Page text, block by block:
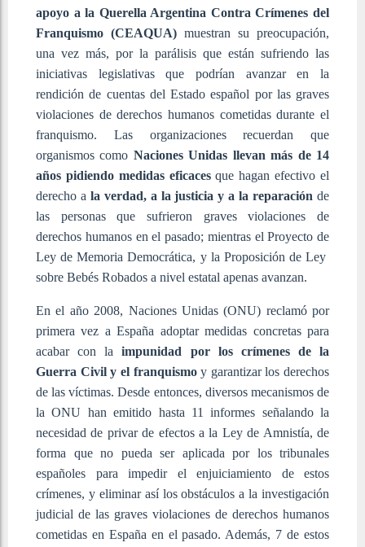
apoyo a la Querella Argentina Contra Crímenes del
Franquismo (CEAQUA) muestran su preocupación,
una vez más, por la parálisis que están sufriendo las
iniciativas legislativas que podrían avanzar en la
rendición de cuentas del Estado español por las graves
violaciones de derechos humanos cometidas durante el
franquismo. Las organizaciones recuerdan que
organismos como Naciones Unidas llevan más de 14
años pidiendo medidas eficacesque hagan efectivo el
derecho a la verdad, a la justicia y a la reparaciónde
las personas que sufrieron graves violaciones de
derechos humanos en el pasado; mientras el Proyecto de
Ley de Memoria Democrática, y la Proposición de Ley
sobre Bebés Robados a nivel estatal apenas avanzan.
En el año 2008, Naciones Unidas (ONU) reclamó por
primera vez a España adoptar medidas concretas para
acabar con la impunidad por los crímenes de la
Guerra Civil y el franquismoy garantizar los derechos
de las víctimas. Desde entonces, diversos mecanismos de
la ONU han emitido hasta 11 informes señalando la
necesidad de privar de efectos a la Ley de Amnistía, de
forma que no pueda ser aplicada por los tribunales
españoles para impedir el enjuiciamiento de estos
crímenes, y eliminar así los obstáculos a la investigación
judicial de las graves violaciones de derechos humanos
cometidas en España en el pasado. Además, 7 de estos